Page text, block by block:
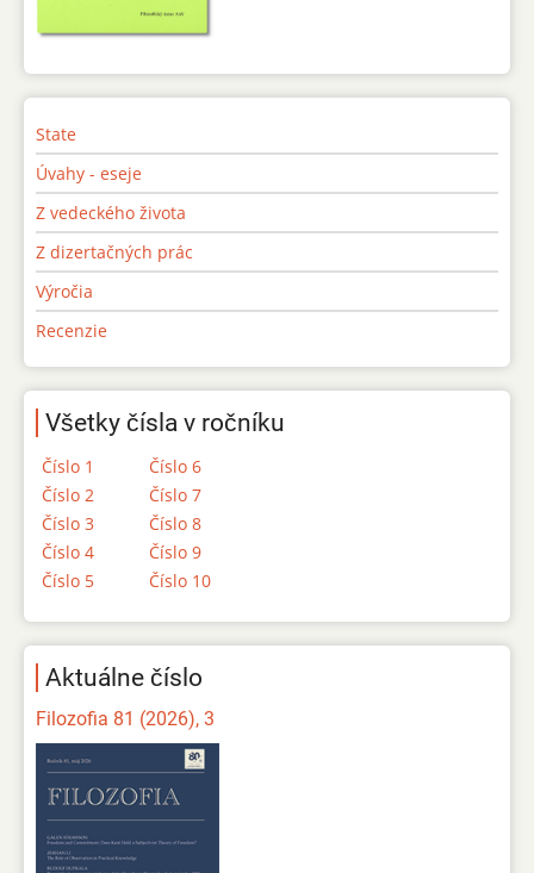
State
Úvahy - eseje
Z vedeckého života
Z dizertačných prác
Výročia
Recenzie
Všetky čísla v ročníku
Číslo 1
Číslo 2
Číslo 3
Číslo 4
Číslo 5
Číslo 6
Číslo 7
Číslo 8
Číslo 9
Číslo 10
Aktuálne číslo
Filozofia 81 (2026), 3